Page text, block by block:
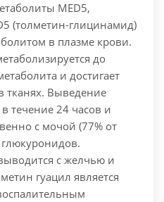
MED5,
(толметин-глицинамид)
в плазме крови.
до
и достигает
тканях. Выведение
течение 24 часов и
с мочой (77% от
с желчью и
гуацил является